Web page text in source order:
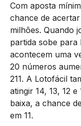
Com aposta
chance de
milhões. Quando
partida sobe para
acontecem uma
20 números
211. A Lotofácil
atingir 14, 13, 12
baixa, a chance
em 11.